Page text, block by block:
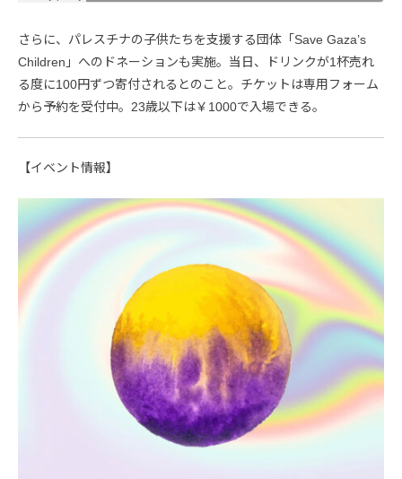
さらに、パレスチナの子供たちを支援する団体「Save Gaza’s
Children」へのドネーションも実施。当日、ドリンクが1杯売れ
る度に100円ずつ寄付されるとのこと。チケットは専用フォーム
から予約を受付中。23歳以下は￥1000で入場できる。
【イベント情報】